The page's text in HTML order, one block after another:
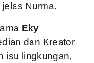
jelas Nurma.
Eky
dan Kreator
isu lingkungan,